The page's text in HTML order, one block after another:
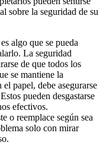
sobre la seguridad de su
algo que se pueda
La seguridad
de que todos los
se mantiene la
papel, debe asegurarse
pueden desgastarse
efectivos.
o reemplace según sea
solo con mirar